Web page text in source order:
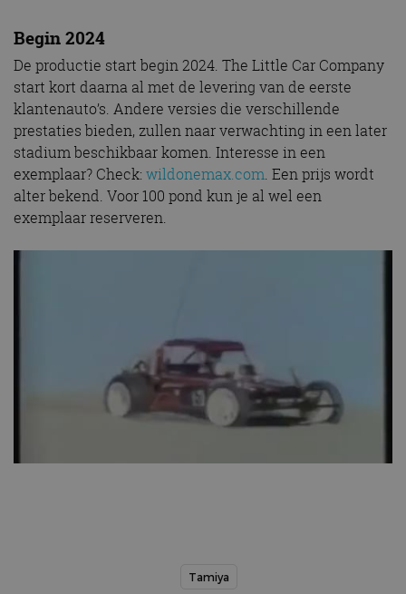
Begin 2024
De productie start begin 2024. The Little Car Company
start kort daarna al met de levering van de eerste
klantenauto’s. Andere versies die verschillende
prestaties bieden, zullen naar verwachting in een later
stadium beschikbaar komen. Interesse in een
exemplaar? Check: wildonemax.com. Een prijs wordt
alter bekend. Voor 100 pond kun je al wel een
exemplaar reserveren.
Tamiya